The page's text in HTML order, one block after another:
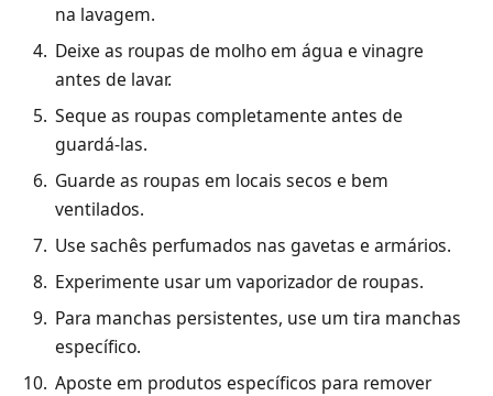
na lavagem.
Deixe as roupas de molho em água e vinagre
antes de lavar.
Seque as roupas completamente antes de
guardá-las.
Guarde as roupas em locais secos e bem
ventilados.
Use sachês perfumados nas gavetas e armários.
Experimente usar um vaporizador de roupas.
Para manchas persistentes, use um tira manchas
específico.
Aposte em produtos específicos para remover